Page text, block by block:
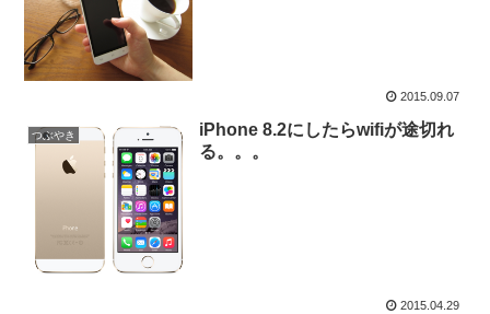
2015.09.07
つぶやき
iPhone 8.2にしたらwifiが途切れ
る。。。
2015.04.29